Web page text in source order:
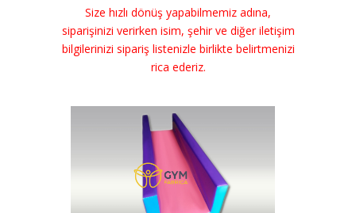
Size hızlı dönüş yapabilmemiz adına,
siparişinizi verirken isim, şehir ve diğer iletişim
bilgilerinizi sipariş listenizle birlikte belirtmenizi
rica ederiz.